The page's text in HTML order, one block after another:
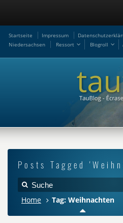
Startseite Impressum
Niedersachsen
Ressort Blogroll
Posts Tagged
Home Tag: Weihnachten